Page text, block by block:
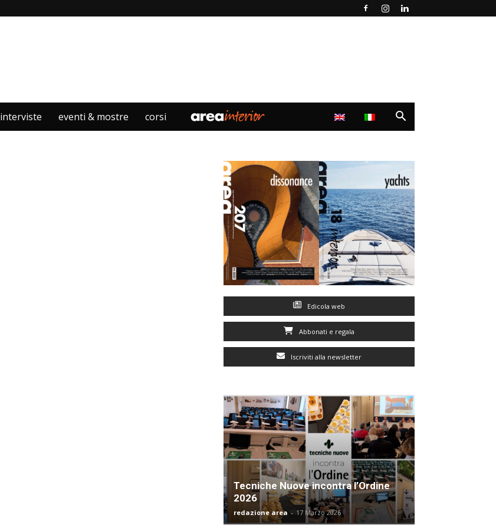
interviste eventi & mostre corsi
Edicola web
Abbonati e regala
Iscriviti alla newsletter
Tecniche Nuove incontra l’Ordine
2026
redazione area - 17 Marzo 2026